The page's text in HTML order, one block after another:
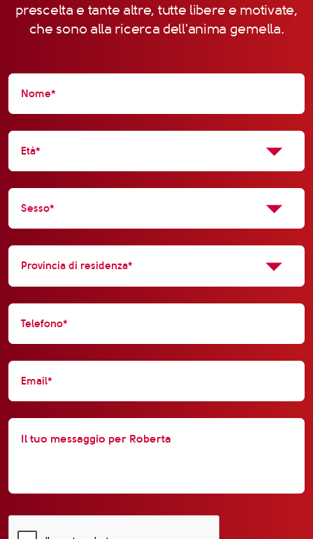
prescelta e tante altre, tutte libere e motivate,
che sono alla ricerca dell'anima gemella.